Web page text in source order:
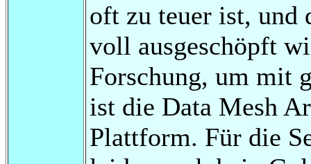
oft zu teuer ist, und
voll ausgeschöpft
Forschung, um mit
ist die Data Mesh
Plattform. Für die